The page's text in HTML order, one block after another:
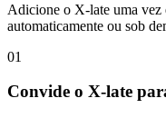
Adicione o X-late uma vez
automaticamente ou sob
01
Convide o X-late